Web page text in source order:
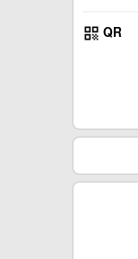
QR
qr_code